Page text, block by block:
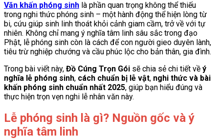
Văn khấn phóng sinh là phần quan trọng không thể thiếu
trong nghi thức phóng sinh – một hành động thể hiện lòng từ
bi, cứu giúp sinh linh thoát khỏi cảnh giam cầm, trở về với tự
nhiên. Không chỉ mang ý nghĩa tâm linh sâu sắc trong đạo
Phật, lễ phóng sinh còn là cách để con người gieo duyên lành,
tiêu trừ nghiệp chướng và cầu phúc lộc cho bản thân, gia đình.
Trong bài viết này, Đồ Cúng Trọn Gói sẽ chia sẻ chi tiết về ý
nghĩa lễ phóng sinh, cách chuẩn bị lễ vật, nghi thức và bài
khấn phóng sinh chuẩn nhất 2025, giúp bạn hiểu đúng và
thực hiện trọn vẹn nghi lễ nhân văn này.
Lễ phóng sinh là gì? Nguồn gốc và ý
nghĩa tâm linh